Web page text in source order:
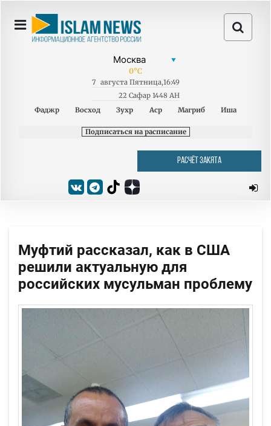
0°C
7 августа Пятница,16:49
22 Сафар 1448 AH
Фаджр
Восход Зухр Аср Магриб Иша
Подписаться на расписание
РАСЧЁТ ЗАКЯТА
Муфтий рассказал, как в США
решили актуальную для
российских мусульман проблему